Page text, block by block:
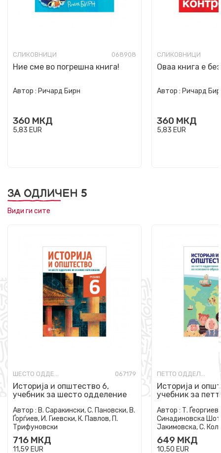
СЛИКОВНИЦИ 068908
Ние сме во погрешна книга!
Автор : Ричард Бирн
360 МКД
5,83 EUR
СЛИКОВНИЦИ
Оваа книга е
Автор : Ричард
360 МКД
5,83 EUR
ЗА ОДЛИЧЕН 5
Види ги сите
067179
Историја и општество 6,
учебник за шесто одделение
Автор : В. Саракински, С. Пановски, В.
Ѓорѓиев, И. Гиевски, К. Павлов, П.
Трифуновски
716 МКД
11,59 EUR
Историја и
учебник за
Автор : Т.
Синадиновска
Јакимовска, С.
Јакимовска
649 МКД
10,50 EUR